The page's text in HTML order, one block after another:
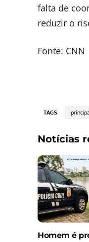
falta de
reduzir o
Fonte: CNN
TAGS
Notícias
Homem é